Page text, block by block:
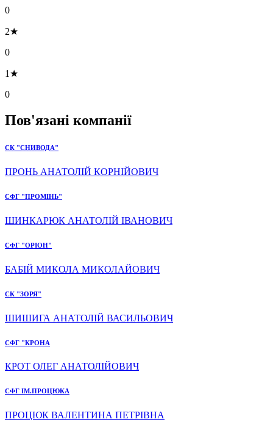
0
2★
0
1★
0
Пов'язані компанії
СК "СНИВОДА"
ПРОНЬ АНАТОЛІЙ КОРНІЙОВИЧ
СФГ "ПРОМІНЬ"
ШИНКАРЮК АНАТОЛІЙ ІВАНОВИЧ
СФГ "ОРІОН"
БАБІЙ МИКОЛА МИКОЛАЙОВИЧ
СК "ЗОРЯ"
ШИШИГА АНАТОЛІЙ ВАСИЛЬОВИЧ
СФГ "КРОНА
КРОТ ОЛЕГ АНАТОЛІЙОВИЧ
СФГ ІМ.ПРОЦЮКА
ПРОЦЮК ВАЛЕНТИНА ПЕТРІВНА